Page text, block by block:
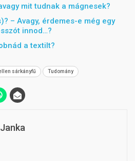
mit tudnak a mágnesek?
– Avagy, érdemes-e még egy
innod…?
a textilt?
sárkányfű Tudomány